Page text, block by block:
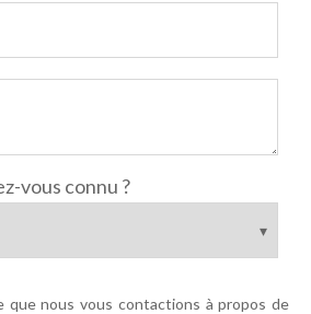
vous connu ?
que nous vous contactions à propos de